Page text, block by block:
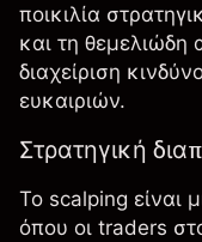
ποικιλία
και τη θεμελιώδη
διαχείριση
ευκαιριών.
Στρατηγική
Το scalping είναι
όπου οι traders